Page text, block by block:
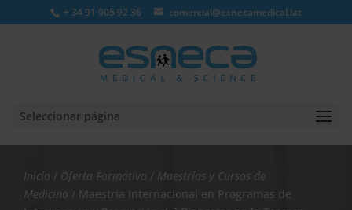
+ 34 91 005 92 36 comercial@esnecamedical.lat
Seleccionar página
Inicio / Oferta Formativa / Maestrías y Cursos de
Medicina / Maestría Internacional en Programas de